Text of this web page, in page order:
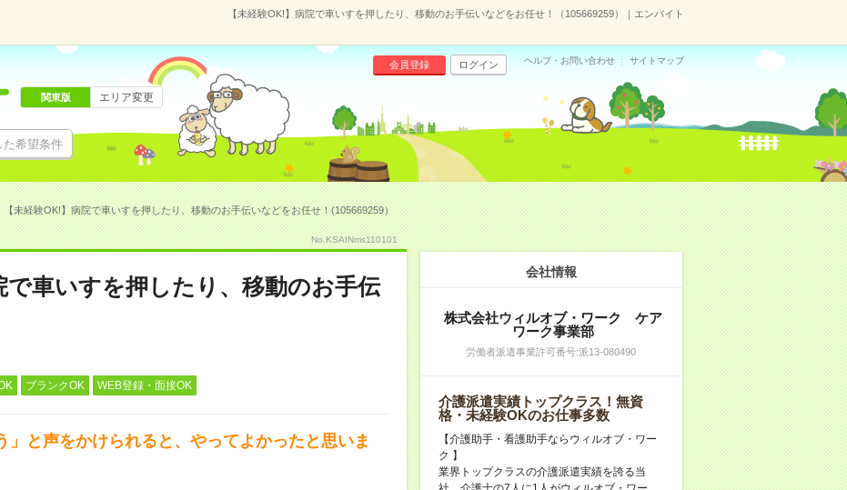
【未経験OK!】病院で車いすを押したり、移動のお手伝いなどをお任せ！（105669259）｜エンバイト
た希望条件
会員登録 ログイン ヘルプ・お問い合わせ サイトマップ
関東版 エリア変更
【未経験OK!】病院で車いすを押したり、移動のお手伝いなどをお任せ！(105669259）
No.KSAINms110101
で車いすを押したり、移動のお手伝
ブランクOK WEB登録・面接OK
」と声をかけられると、やってよかったと思いま
会社情報
株式会社ウィルオブ・ワーク ケア
ワーク事業部
労働者派遣事業許可番号:派13‐080490
介護派遣実績トップクラス！無資
格・未経験OKのお仕事多数
【介護助手・看護助手ならウィルオブ・ワー
ク 】
業界トップクラスの介護派遣実績を誇る当